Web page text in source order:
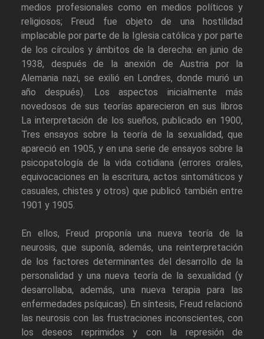
medios profesionales como en medios políticos y
religiosos; Freud fue objeto de una hostilidad
implacable por parte de la Iglesia católica y por parte
de los círculos y ámbitos de la derecha: en junio de
1938, después de la anexión de Austria por la
Alemania nazi, se exilió en Londres, donde murió un
año después). Los aspectos inicialmente más
novedosos de sus teorías aparecieron en sus libros
La interpretación de los sueños, publicado en 1900,
Tres ensayos sobre la teoría de la sexualidad, que
apareció en 1905, y en una serie de ensayos sobre la
psicopatología de la vida cotidiana (errores orales,
equivocaciones en la escritura, actos sintomáticos y
casuales, chistes y otros) que publicó también entre
1901 y 1905.
En ellos, Freud proponía una nueva teoría de la
neurosis, que suponía, además, una reinterpretación
de los factores determinantes del desarrollo de la
personalidad y una nueva teoría de la sexualidad (y
desarrollaba, además, una nueva terapia para las
enfermedades psíquicas). En síntesis, Freud relacionó
las neurosis con las frustraciones inconscientes, con
los deseos reprimidos y con la represión de